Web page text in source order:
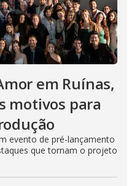
em Ruínas,
motivos para
evento de pré-lançamento
que tornam o projeto